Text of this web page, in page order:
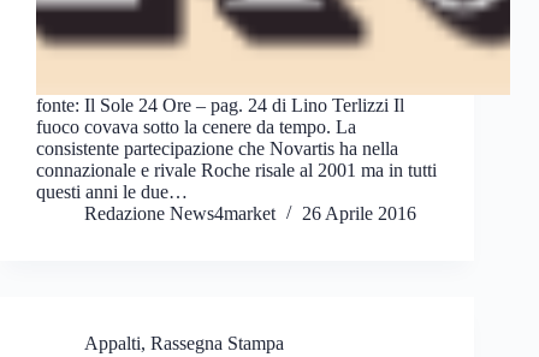
fonte: Il Sole 24 Ore – pag. 24 di Lino Terlizzi Il
fuoco covava sotto la cenere da tempo. La
consistente partecipazione che Novartis ha nella
connazionale e rivale Roche risale al 2001 ma in tutti
questi anni le due…
Redazione News4market
26 Aprile 2016
Appalti, Rassegna Stampa